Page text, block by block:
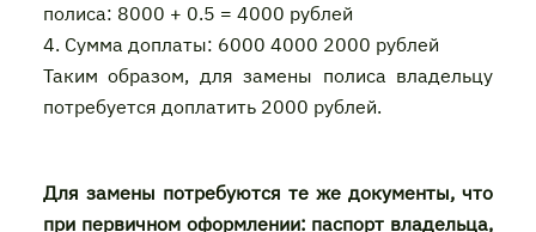
полиса: 8000 + 0.5 = 4000 рублей
4. Сумма доплаты: 6000 4000 2000 рублей
Таким образом, для замены полиса владельцу
потребуется доплатить 2000 рублей.
Для замены потребуются те же документы, что
при первичном оформлении: паспорт владельца,